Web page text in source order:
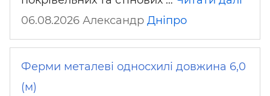
06.08.2026 Александр Дніпро
Ферми металеві односхилі довжина 6,0
(м)